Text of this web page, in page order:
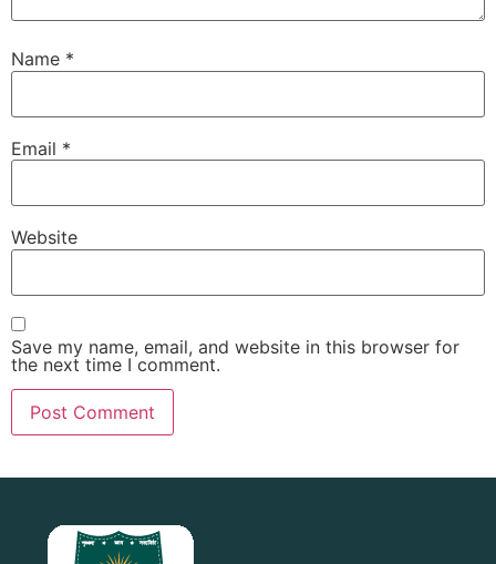
Name *
Email *
Website
Save my name, email, and website in this browser for
the next time I comment.